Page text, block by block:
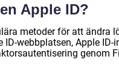
Apple ID?
metoder för att ändra
ID-webbplatsen, Apple
genom